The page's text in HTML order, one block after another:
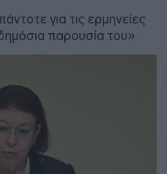
για τις ερμηνείες
παρουσία του»